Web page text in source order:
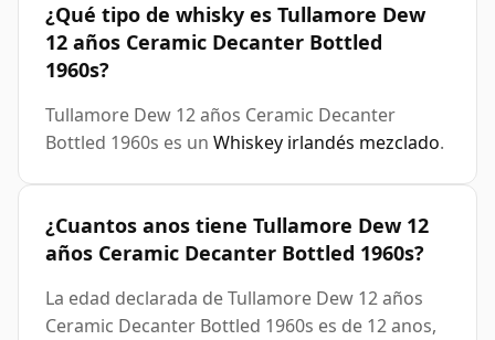
¿Qué tipo de whisky es Tullamore Dew
12 años Ceramic Decanter Bottled
1960s?
Tullamore Dew 12 años Ceramic Decanter
Bottled 1960s es un Whiskey irlandés mezclado.
¿Cuantos anos tiene Tullamore Dew 12
años Ceramic Decanter Bottled 1960s?
La edad declarada de Tullamore Dew 12 años
Ceramic Decanter Bottled 1960s es de 12 anos,